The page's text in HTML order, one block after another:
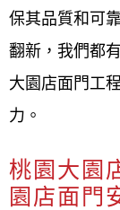
保其品質和可
翻新，我們都
大園店面門工
力。
桃園大園
園店面門